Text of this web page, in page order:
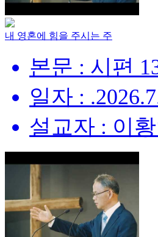
내 영혼에 힘을 주시는 주
본문 : 시편
일자 :
설교자 : 이